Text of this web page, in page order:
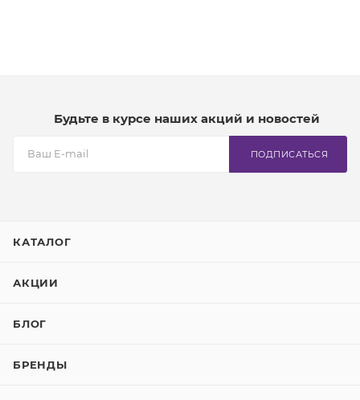
Будьте в курсе наших акций и новостей
ПОДПИСАТЬСЯ
КАТАЛОГ
АКЦИИ
БЛОГ
БРЕНДЫ